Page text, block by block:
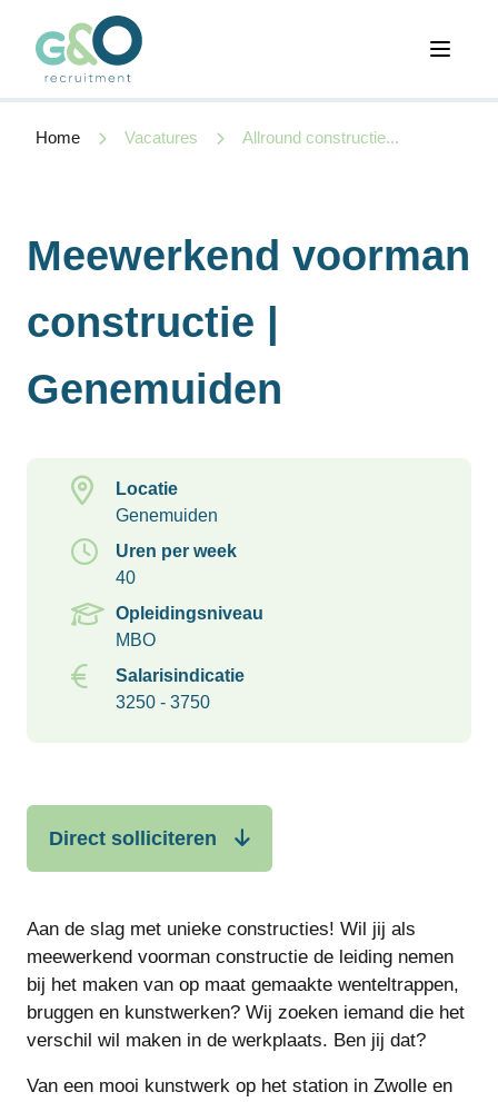
Open
Home Vacatures Allround constructie...
Meewerkend voorman
constructie |
Genemuiden
Locatie
Genemuiden
Uren per week
40
Opleidingsniveau
MBO
Salarisindicatie
3250 - 3750
Direct solliciteren
Aan de slag met unieke constructies! Wil jij als
meewerkend voorman constructie de leiding nemen
bij het maken van op maat gemaakte wenteltrappen,
bruggen en kunstwerken? Wij zoeken iemand die het
verschil wil maken in de werkplaats. Ben jij dat?
Van een mooi kunstwerk op het station in Zwolle en